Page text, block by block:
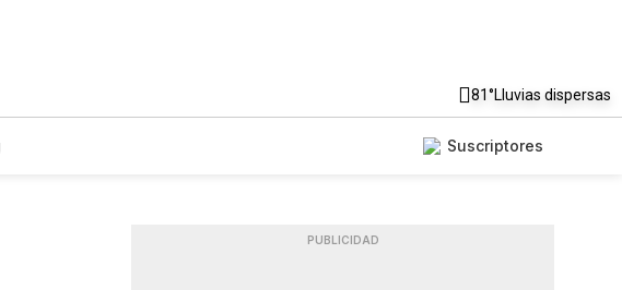
81°Lluvias dispersas
Suscriptores
PUBLICIDAD